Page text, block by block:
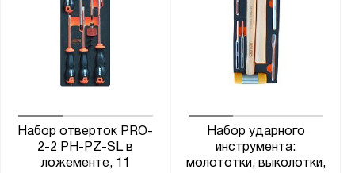
Набор отверток PRO-
2-2 PH-PZ-SL в
ложементе, 11
Набор ударного
инструмента:
молототки, выколотки,